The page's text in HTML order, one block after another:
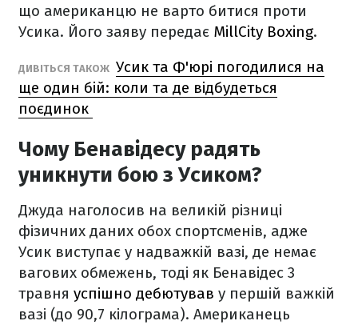
що американцю не варто битися проти
Усика. Його заяву передає MillCity Boxing.
ДИВІТЬСЯ ТАКОЖ Усик та Ф'юрі погодилися на
ще один бій: коли та де відбудеться
поєдинок
Чому Бенавідесу радять
уникнути бою з Усиком?
Джуда наголосив на великій різниці
фізичних даних обох спортсменів, адже
Усик виступає у надважкій вазі, де немає
вагових обмежень, тоді як Бенавідес 3
травня успішно дебютував у першій важкій
вазі (до 90,7 кілограма). Американець